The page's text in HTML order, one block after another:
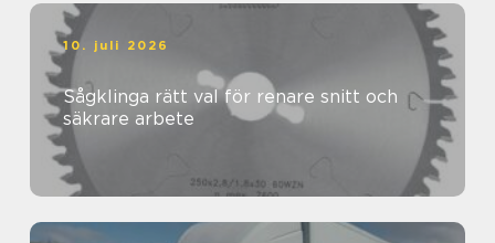
10. juli 2026
Sågklinga rätt val för renare snitt och
säkrare arbete